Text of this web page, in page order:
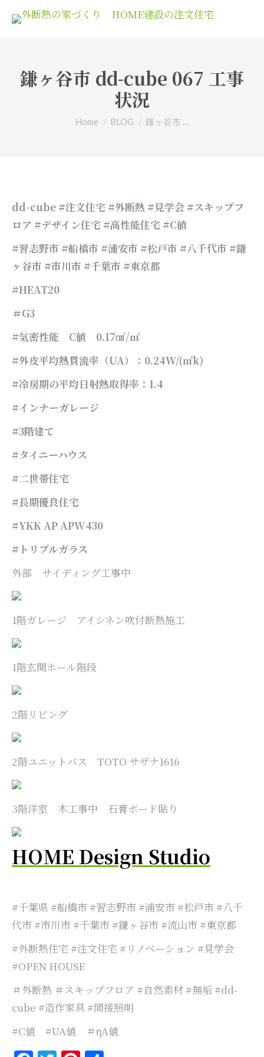
鎌ヶ谷市 dd-cube 067 工事
状況
You are here:
Home BLOG 鎌ヶ谷市 …
dd-cube #注文住宅 #外断熱 #見学会 #スキップフ
ロア #デザイン住宅 #高性能住宅 #C値
#習志野市 #船橋市 #浦安市 #松戸市 #八千代市 #鎌
ヶ谷市 #市川市 #千葉市 #東京都
#HEAT20
＃G3
#気密性能 C値 0.17㎠/㎡
#外皮平均熱貫流率（UA）：0.24W/(㎡k)
#冷房期の平均日射熱取得率：1.4
#インナーガレージ
#3階建て
#タイニーハウス
#二世帯住宅
#長期優良住宅
#YKK AP APW430
#トリプルガラス
外部 サイディング工事中
1階ガレージ アイシネン吹付断熱施工
1階玄関ホール階段
2階リビング
2階ユニットバス TOTO サザナ1616
3階洋室 木工事中 石膏ボード貼り
HOME Design Studio
#千葉県 #船橋市 #習志野市 #浦安市 #松戸市 #八千
代市 #市川市 #千葉市 #鎌ヶ谷市 #流山市 #東京都
#外断熱住宅 #注文住宅 #リノベーション #見学会
#OPEN HOUSE
＃外断熱 ＃スキップフロア #自然素材 #無垢 #dd-
cube #造作家具 #間接照明
#C値 #UA値 ＃ηA値